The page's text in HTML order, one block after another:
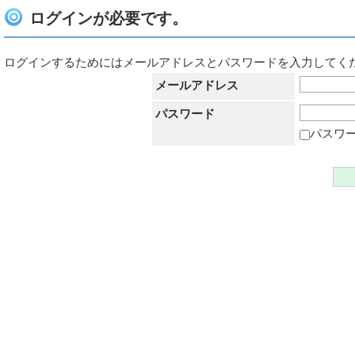
ログインが必要です。
ログインするためにはメールアドレスとパスワードを入力してく
メールアドレス
パスワード
パスワ